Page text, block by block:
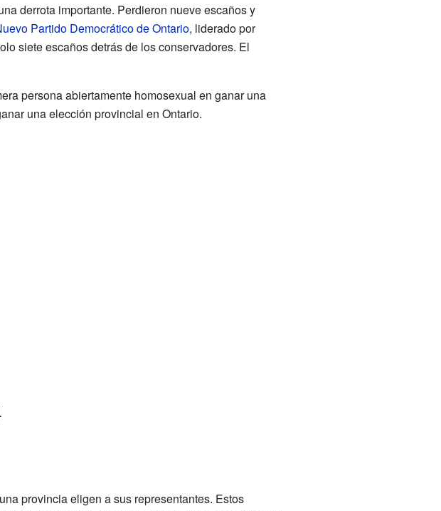
derrota importante. Perdieron nueve escaños y
Partido Democrático de Ontario, liderado por
siete escaños detrás de los conservadores. El
persona abiertamente homosexual en ganar una
una elección provincial en Ontario.
provincia eligen a sus representantes. Estos